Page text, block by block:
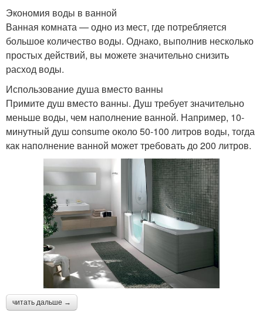
Экономия воды в ванной
Ванная комната — одно из мест, где потребляется
большое количество воды. Однако, выполнив несколько
простых действий, вы можете значительно снизить
расход воды.
Использование душа вместо ванны
Примите душ вместо ванны. Душ требует значительно
меньше воды, чем наполнение ванной. Например, 10-
минутный душ consume около 50-100 литров воды, тогда
как наполнение ванной может требовать до 200 литров.
читать дальше →